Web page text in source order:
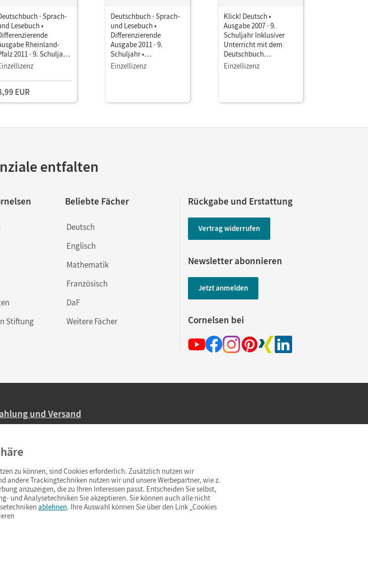
· Sprach-
Lesebuch •
Rheinland-
2011 · 9. Schuljahr
Schulbuch als E-Book
EUR
Deutschbuch · Sprach-
und Lesebuch •
Differenzierende
Ausgabe 2011 · 9.
Schuljahr •
Planungshilfe für
Einzellizenz
Klick! Deutsch •
Ausgabe 2007 · 9.
Schuljahr Inklusiver
Unterricht mit dem
Deutschbuch
Differenzierende
Einzellizenz
entfalten
Stiftung
Beliebte Fächer
Deutsch
Englisch
Mathematik
Französisch
DaF
Weitere Fächer
Rückgabe und Erstattung
Vertrag widerrufen
Newsletter abonnieren
Jetzt anmelden
Cornelsen bei
und Versand
59,– EUR Bestellwert liefern wir versandkostenfrei innerhalb Deutschlands
in 3–6 Tagen).
zu können, sind Cookies erforderlich. Zusätzlich nutzen wir
andere Trackingtechniken nutzen wir und unsere Werbepartner, wie z.
anzuzeigen, die zu Ihren Interessen passt. Entscheiden Sie selbst,
und Analysetechniken Sie akzeptieren. Sie können auch alle nicht
ablehnen. Ihre Auswahl können Sie über den Link „Cookies